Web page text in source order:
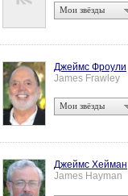
Мои звёзды
Джеймс Фроули
James Frawley
Мои звёзды
Джеймс Хейман
James Hayman